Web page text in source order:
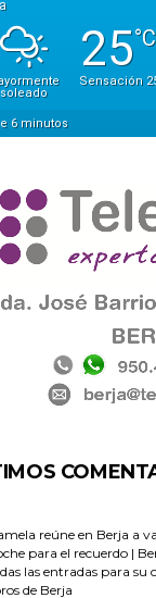
reúne en Berja a
para el recuerdo |
las entradas para su
de Berja